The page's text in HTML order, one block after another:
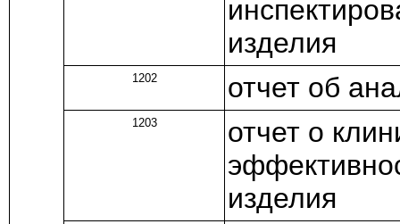
изделия
1202 отчет об
1203
отчет о
изделия